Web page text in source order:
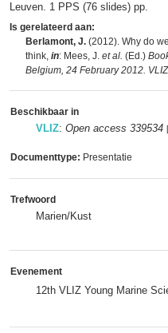
Leuven. 1 PPS (76 slides) pp.
Is gerelateerd aan:
Berlamont, J. (2012). Why do
think, in: Mees, J. et al. (Ed.)
Belgium, 24 February 2012.
Beschikbaar in
VLIZ: Open access 339534 [
Documenttype: Presentatie
Trefwoord
Marien/Kust
Evenement
12th VLIZ Young Marine